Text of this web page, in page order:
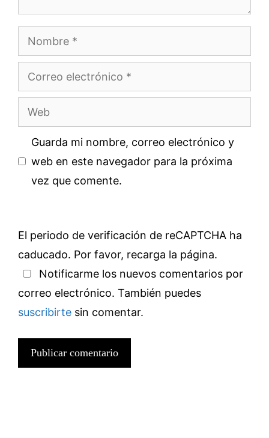
Nombre
Correo
electrónico
Web
Guarda mi nombre, correo electrónico y
web en este navegador para la próxima
vez que comente.
El periodo de verificación de reCAPTCHA ha
caducado. Por favor, recarga la página.
Notificarme los nuevos comentarios por
correo electrónico. También puedes
suscribirte sin comentar.